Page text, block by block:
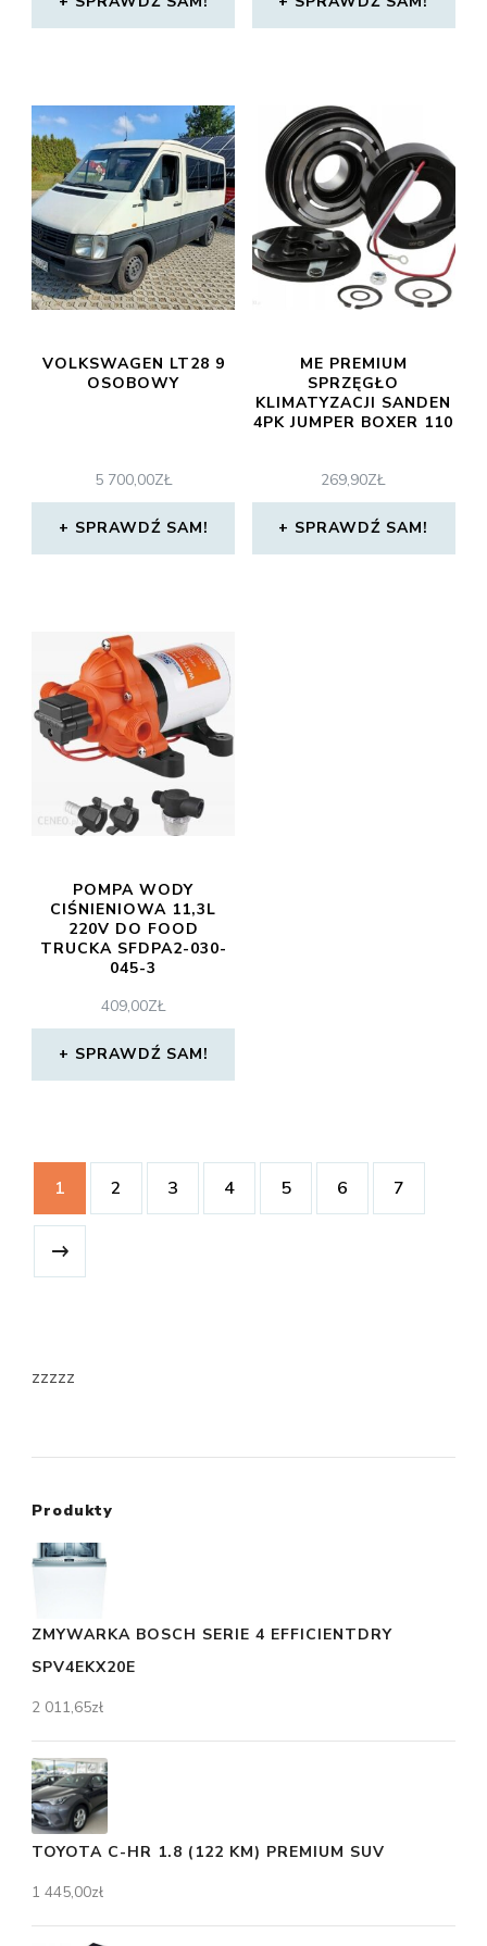
VOLKSWAGEN LT28 9
OSOBOWY
5 700,00ZŁ
SPRAWDŹ SAM!
ME PREMIUM
SPRZĘGŁO
KLIMATYZACJI SANDEN
4PK JUMPER BOXER 110
269,90ZŁ
SPRAWDŹ SAM!
POMPA WODY
CIŚNIENIOWA 11,3L
220V DO FOOD
TRUCKA SFDPA2-030-
045-3
409,00ZŁ
SPRAWDŹ SAM!
1 2 3 4 5 6 7
zzzzz
Produkty
ZMYWARKA BOSCH SERIE 4 EFFICIENTDRY
SPV4EKX20E
2 011,65zł
TOYOTA C-HR 1.8 (122 KM) PREMIUM SUV
1 445,00zł